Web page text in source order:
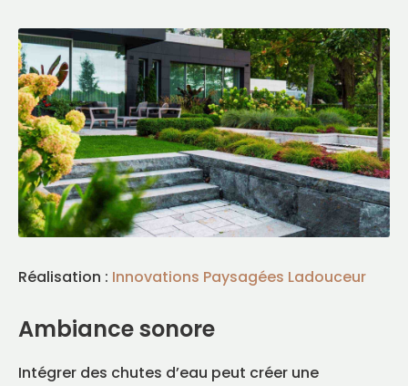
Réalisation : Innovations Paysagées Ladouceur
Ambiance sonore
Intégrer des chutes d’eau peut créer une